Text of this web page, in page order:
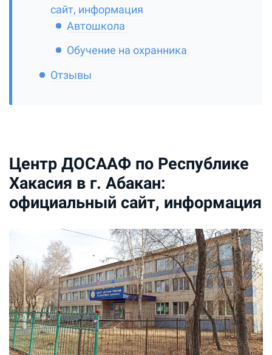
сайт, информация
Автошкола
Обучение на охранника
Отзывы
Центр ДОСААФ по Республике
Хакасия в г. Абакан:
официальный сайт, информация